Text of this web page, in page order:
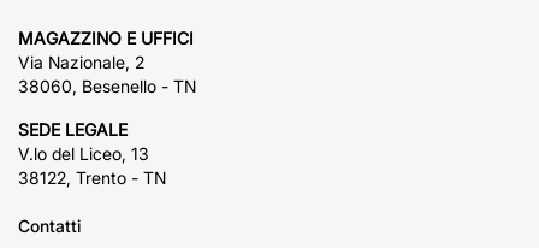
MAGAZZINO E UFFICI
Via Nazionale, 2
38060, Besenello - TN
SEDE LEGALE
V.lo del Liceo, 13
38122, Trento - TN
Contatti